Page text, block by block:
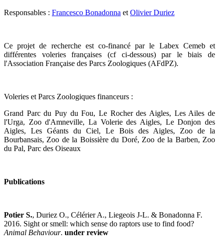
Responsables : Francesco Bonadonna et Olivier Duriez
Ce projet de recherche est co-financé par le Labex Cemeb et
différentes voleries françaises (cf ci-dessous) par le biais de
l'Association Française des Parcs Zoologiques (AFdPZ).
Voleries et Parcs Zoologiques financeurs :
Grand Parc du Puy du Fou, Le Rocher des Aigles, Les Ailes de
l'Urga, Zoo d'Amneville, La Volerie des Aigles, Le Donjon des
Aigles, Les Géants du Ciel, Le Bois des Aigles, Zoo de la
Bourbansais, Zoo de la Boissière du Doré, Zoo de la Barben, Zoo
du Pal, Parc des Oiseaux
Publications
Potier S., Duriez O., Célérier A., Liegeois J-L. & Bonadonna F.
2016. Sight or smell: which sense do raptors use to find food?
Animal Behaviour. under review